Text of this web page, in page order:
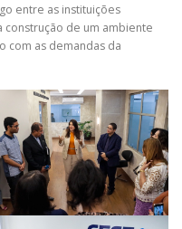
entre as instituições
de um ambiente
com as demandas da